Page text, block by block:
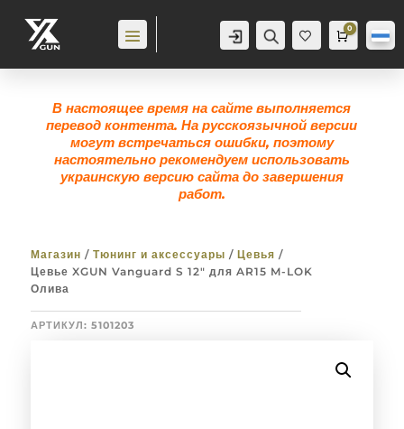
Аккаунт Поиск
Же
лан
Корзина
0
0,0грн
В настоящее время на сайте выполняется
перевод контента. На русскоязычной версии
могут встречаться ошибки, поэтому
настоятельно рекомендуем использовать
украинскую версию сайта до завершения
работ.
Магазин / Тюнинг и аксессуары / Цевья /
Цевье XGUN Vanguard S 12″ для AR15 M-LOK
Олива
АРТИКУЛ: 5101203